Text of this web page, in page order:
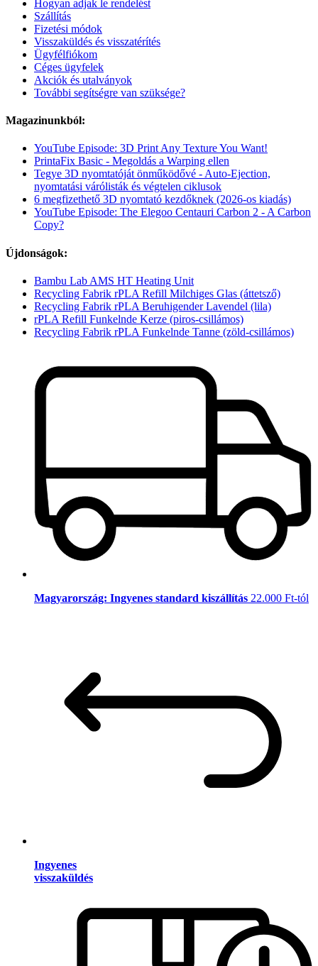
Hogyan adjak le rendelést
Szállítás
Fizetési módok
Visszaküldés és visszatérítés
Ügyfélfiókom
Céges ügyfelek
Akciók és utalványok
További segítségre van szüksége?
Magazinunkból:
YouTube Episode: 3D Print Any Texture You Want!
PrintaFix Basic - Megoldás a Warping ellen
Tegye 3D nyomtatóját önműködővé - Auto-Ejection,
nyomtatási várólisták és végtelen ciklusok
6 megfizethető 3D nyomtató kezdőknek (2026-os kiadás)
YouTube Episode: The Elegoo Centauri Carbon 2 - A Carbon
Copy?
Újdonságok:
Bambu Lab AMS HT Heating Unit
Recycling Fabrik rPLA Refill Milchiges Glas (áttetsző)
Recycling Fabrik rPLA Beruhigender Lavendel (lila)
rPLA Refill Funkelnde Kerze (piros-csillámos)
Recycling Fabrik rPLA Funkelnde Tanne (zöld-csillámos)
Magyarország: Ingyenes standard kiszállítás 22.000 Ft-tól
Ingyenes
visszaküldés